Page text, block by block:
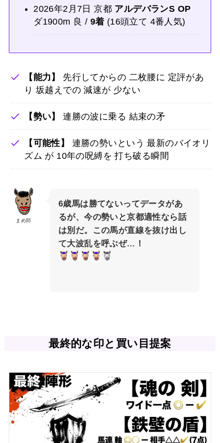
2026年2月7日 京都 アルデバランS OP
ダ1900m 良 / 9着 (16頭立て 4番人気)
【能力】
先行してからの 二枚腰に 定評があ
り 坂越えでの 減速が 少ない
【勢い】 連勝の波に乗る 結束の矛
【可能性】
連勝の勢いという 最新のバイオリ
ズム が 10年の呪縛を 打ち破る瞬間
まめ郎
6歳馬は勝てないってデータがあ
るが、今の勢いと京都適性なら話
は別だ。この馬が直線を抜け出し
て大波乱を呼ぶぜ…！
最終的な印と買い目提案